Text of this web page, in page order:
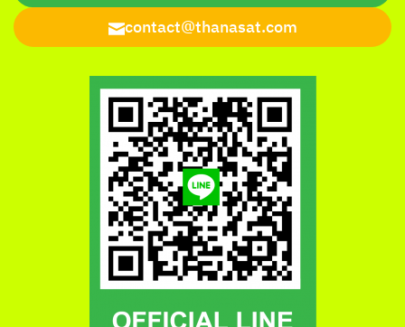
contact@thanasat.com